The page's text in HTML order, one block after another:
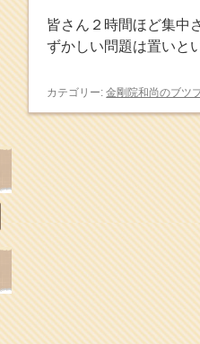
皆さん２時間ほど集中
ずかしい問題は置い
カテゴリー: 金剛院和尚のブツ